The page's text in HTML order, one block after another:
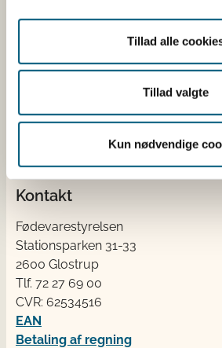
Tillad alle
Tillad valgte
Kun nødvendige
Fødevarestyrelsen
Erhvervsministeriet. Styrelsen
fødevarekæden fra jord til bord
dyresundhed og sikker, sund mad.
fra cafeer, restauranter og
Kontakt
Fødevarestyrelsen
Stationsparken 31-33
2600 Glostrup
Tlf. 72 2​​​7 69 00
CVR: 62534516
EAN
Betaling af regning